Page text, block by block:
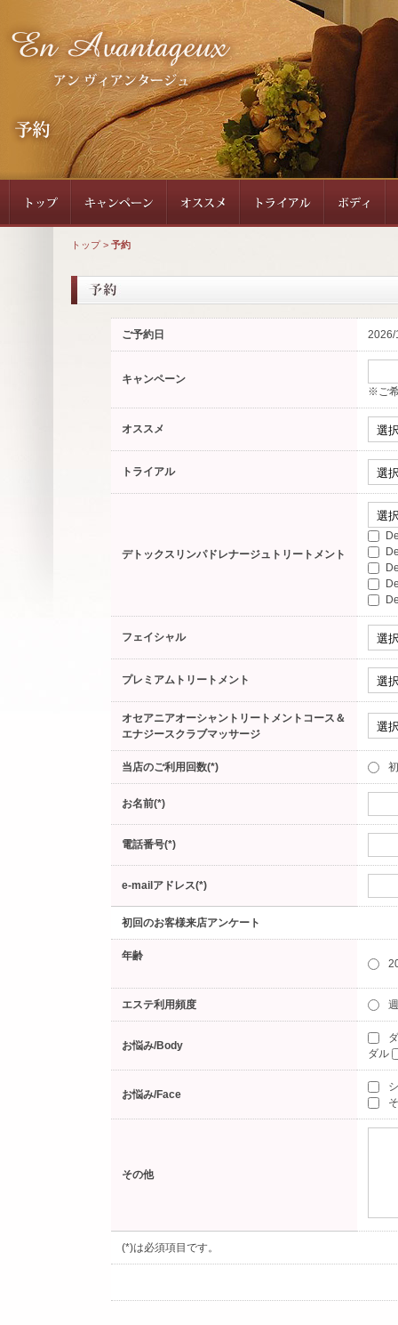
トップ> 予約
ご予約日 2026/
キャンペーン
※ご
オススメ
トライアル
デトックスリンパドレナージュトリートメント
フェイシャル
プレミアムトリートメント
オセアニアオーシャントリートメントコース＆
エナジースクラブマッサージ
当店のご利用回数(*)
お名前(*)
電話番号(*)
e-mailアドレス(*)
初回のお客様来店アンケート
年齢
エステ利用頻度
お悩み/Body
ダル
お悩み/Face
その他
(*)は必須項目です。